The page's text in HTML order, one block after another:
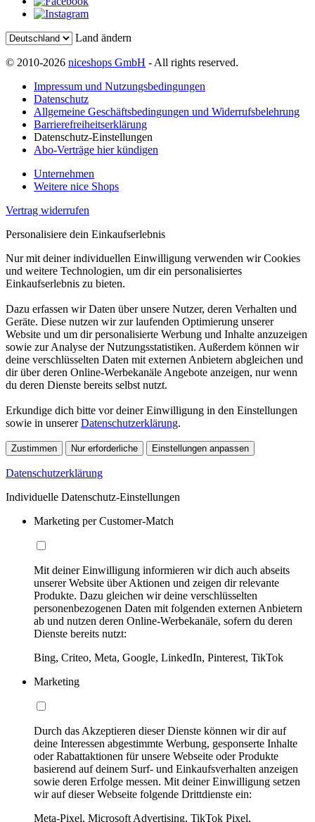
Land ändern
© 2010-2026 niceshops GmbH - All rights reserved.
Impressum und Nutzungsbedingungen
Datenschutz
Allgemeine Geschäftsbedingungen und Widerrufsbelehrung
Barrierefreiheitserklärung
Datenschutz-Einstellungen
Abo-Verträge hier kündigen
Unternehmen
Weitere nice Shops
Vertrag widerrufen
Personalisiere dein Einkaufserlebnis
Nur mit deiner individuellen Einwilligung verwenden wir Cookies
und weitere Technologien, um dir ein personalisiertes
Einkaufserlebnis zu bieten.
Dazu erfassen wir Daten über unsere Nutzer, deren Verhalten und
Geräte. Diese nutzen wir zur laufenden Optimierung unserer
Website und um dir personalisierte Werbung und Inhalte anzuzeigen
sowie zur Analyse der Nutzungsstatistiken. Außerdem können wir
deine verschlüsselten Daten mit externen Anbietern abgleichen und
dir über deren Online-Werbekanäle Angebote anzeigen, nur wenn
du deren Dienste bereits selbst nutzt.
Erkundige dich bitte vor deiner Einwilligung in den Einstellungen
sowie in unsererDatenschutzerklärung.
Zustimmen Nur erforderliche Einstellungen anpassen
Datenschutzerklärung
Individuelle Datenschutz-Einstellungen
Marketing per Customer-Match
Mit deiner Einwilligung informieren wir dich auch abseits
unserer Website über Aktionen und zeigen dir relevante
Produkte. Dazu gleichen wir deine verschlüsselten
personenbezogenen Daten mit folgenden externen Anbietern
ab und nutzen deren Online-Werbekanäle, sofern du deren
Dienste bereits nutzt:
Bing, Criteo, Meta, Google, LinkedIn, Pinterest, TikTok
Marketing
Durch das Akzeptieren dieser Dienste können wir dir auf
deine Interessen abgestimmte Werbung, gesponserte Inhalte
oder Rabattaktionen für unsere Webseite oder Produkte
basierend auf deinem Surf- und Einkaufsverhalten anzeigen
sowie deren Erfolge messen. Mit deiner Einwilligung setzen
wir auf dieser Webseite folgende Drittdienste ein:
Meta-Pixel, Microsoft Advertising, TikTok Pixel,